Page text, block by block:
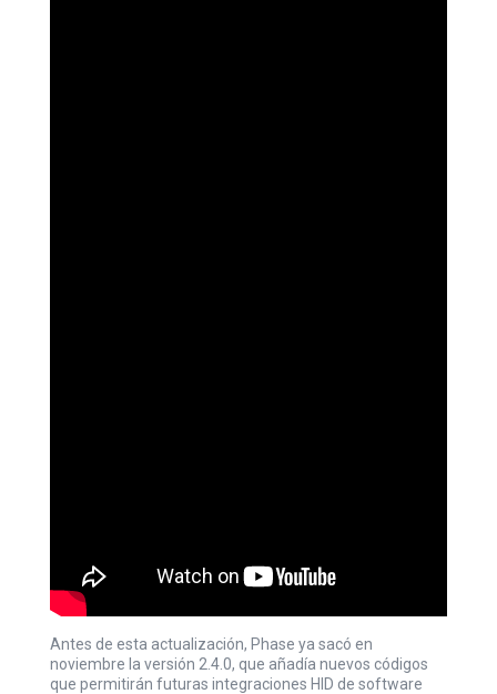
Antes de esta actualización, Phase ya sacó en
noviembre la versión 2.4.0, que añadía nuevos códigos
que permitirán futuras integraciones HID de software